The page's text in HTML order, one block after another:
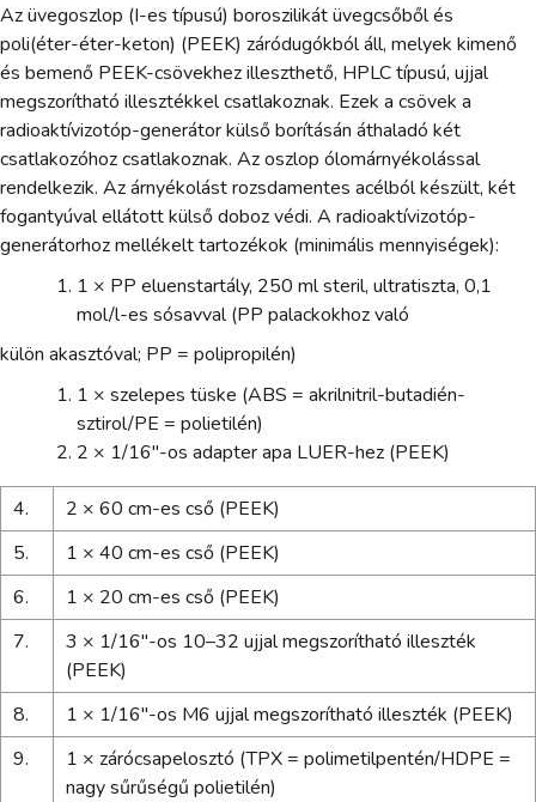
Az üvegoszlop (I-es típusú) boroszilikát üvegcsőből és
poli(éter-éter-keton) (PEEK) záródugókból áll, melyek kimenő
és bemenő PEEK-csövekhez illeszthető, HPLC típusú, ujjal
megszorítható illesztékkel csatlakoznak. Ezek a csövek a
radioaktívizotóp-generátor külső borításán áthaladó két
csatlakozóhoz csatlakoznak. Az oszlop ólomárnyékolással
rendelkezik. Az árnyékolást rozsdamentes acélból készült, két
fogantyúval ellátott külső doboz védi. A radioaktívizotóp-
generátorhoz mellékelt tartozékok (minimális mennyiségek):
1 × PP eluenstartály, 250 ml steril, ultratiszta, 0,1
mol/l-es sósavval (PP palackokhoz való
külön akasztóval; PP = polipropilén)
1 × szelepes tüske (ABS = akrilnitril-butadién-
sztirol/PE = polietilén)
2 × 1/16"-os adapter apa LUER-hez (PEEK)
4.
2 × 60 cm-es cső (PEEK)
5.
1 × 40 cm-es cső (PEEK)
6.
1 × 20 cm-es cső (PEEK)
7.
3 × 1/16"-os 10–32 ujjal megszorítható illeszték
(PEEK)
8.
1 × 1/16"-os M6 ujjal megszorítható illeszték (PEEK)
9.
1 × zárócsapelosztó (TPX = polimetilpentén/HDPE =
nagy sűrűségű polietilén)